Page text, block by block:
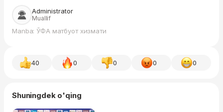
Administrator
Muallif
Manba: ЎФА матбуот хизмати
40 0 0 0 0
Shuningdek o'qing